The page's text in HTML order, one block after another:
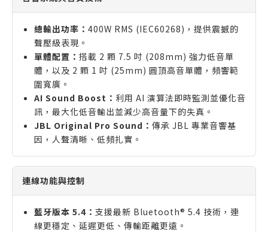
總輸出功率： 400W RMS (IEC60268)，提供震撼的
聲壓級表現。
單體配置： 搭載 2 顆 7.5 吋 (208mm) 強力低音單
體，以及 2 顆 1 吋 (25mm) 圓頂高音單體，頻響範
圍寬廣。
AI Sound Boost： 利用 AI 演算法即時監測並優化音
訊，最大化低音輸出並減少高音量下的失真。
JBL Original Pro Sound： 傳承 JBL 專業音響基
因，人聲清晰、低頻扎實。
連線功能與控制
藍牙版本 5.4： 支援最新 Bluetooth® 5.4 技術，連
線更穩定、延遲更低、傳輸距離更遠。